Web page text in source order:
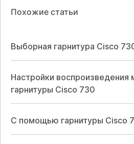
Похожие статьи
Выборная гарнитура Cisco
Настройки воспроизведения
гарнитуры Cisco 730
С помощью гарнитуры Cisco